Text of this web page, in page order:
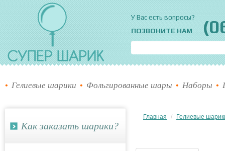
Супер шарик
У Вас есть вопросы?
ПОЗВОНИТЕ НАМ
Гелиевые шарики Фольгированные шары Наборы
Главная Гелиевые
Как заказать шарики?